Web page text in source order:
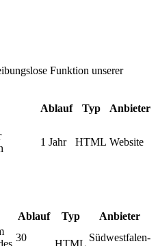
Funktion unserer
Ablauf Typ Anbieter
1 Jahr HTML Website
Ablauf Typ Anbieter
30
HTML
Südwestfalen-